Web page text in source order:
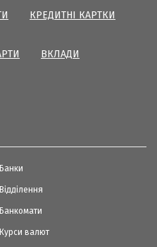
КРЕДИТНІ КАРТКИ
ВКЛАДИ
Банки
Відділення
Банкомати
Курси валют